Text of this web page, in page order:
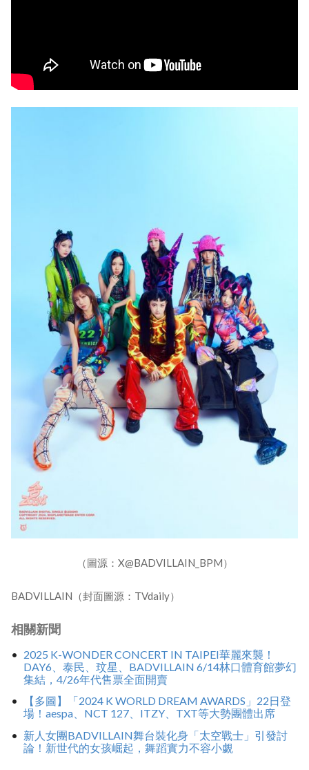
（圖源：X@BADVILLAIN_BPM）
BADVILLAIN（封面圖源：TVdaily）
相關新聞
2025 K-WONDER CONCERT IN TAIPEI華麗來襲！
DAY6、泰民、玟星、BADVILLAIN 6/14林口體育館夢幻
集結，4/26年代售票全面開賣
【多圖】「2024 K WORLD DREAM AWARDS」22日登
場！aespa、NCT 127、ITZY、TXT等大勢團體出席
新人女團BADVILLAIN舞台裝化身「太空戰士」引發討
論！新世代的女孩崛起，舞蹈實力不容小覷